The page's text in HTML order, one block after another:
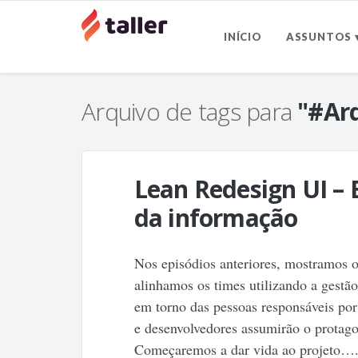
INÍCIO ASSUNTOS
Arquivo de tags para
Lean Redesign UI
da informação
Nos episódios anteriores, mostramos
alinhamos os times utilizando a
em torno das pessoas responsáveis
e desenvolvedores assumirão o
Começaremos a dar vida ao projeto….